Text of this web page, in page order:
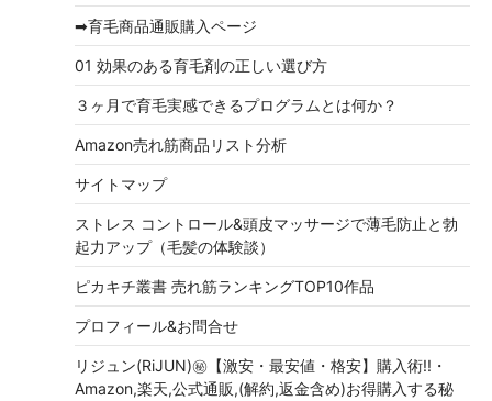
➡育毛商品通販購入ページ
01 効果のある育毛剤の正しい選び方
３ヶ月で育毛実感できるプログラムとは何か？
Amazon売れ筋商品リスト分析
サイトマップ
ストレス コントロール&頭皮マッサージで薄毛防止と勃
起力アップ（毛髪の体験談）
ピカキチ叢書 売れ筋ランキングTOP10作品
プロフィール&お問合せ
リジュン(RiJUN)㊙【激安・最安値・格安】購入術!!・
Amazon,楽天,公式通販,(解約,返金含め)お得購入する秘